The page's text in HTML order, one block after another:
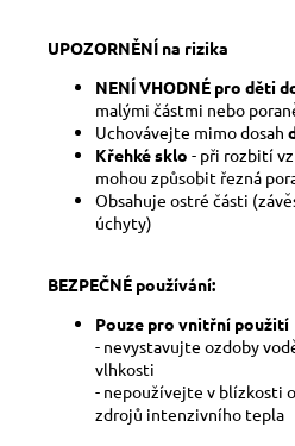
UPOZORNĚNÍ na rizika
NENÍ VHODNÉ pro děti
malými částmi nebo
Uchovávejte mimo dosah
Křehké sklo - při rozbití
mohou způsobit řezná
Obsahuje ostré části
úchyty)
BEZPEČNÉ používání:
Pouze pro vnitřní použití
- nevystavujte ozdoby
vlhkosti
- nepoužívejte v blízkosti
zdrojů intenzivního tepla